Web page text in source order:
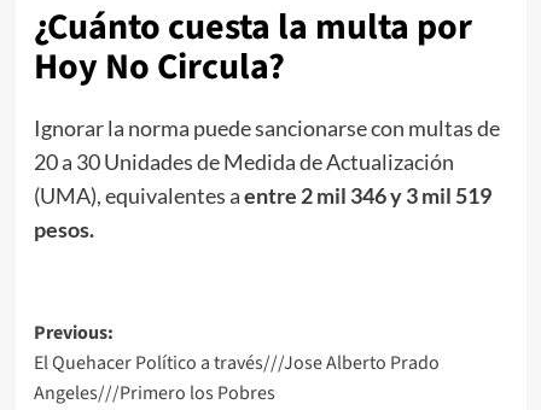
¿Cuánto cuesta la multa por
Hoy No Circula?
Ignorar la norma puede sancionarse con multas de
20 a 30 Unidades de Medida de Actualización
(UMA), equivalentes aentre 2 mil 346 y 3 mil 519
pesos.
Post
navigation
Previous:
El Quehacer Político a través///Jose Alberto Prado
Angeles///Primero los Pobres